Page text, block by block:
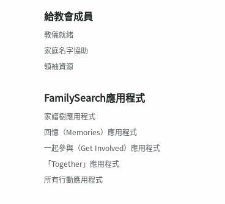
給教會成員
教儀就緒
家庭名字協助
領袖資源
FamilySearch應用程式
家譜樹應用程式
回憶（Memories）應用程式
一起參與（Get Involved）應用程式
「Together」應用程式
所有行動應用程式